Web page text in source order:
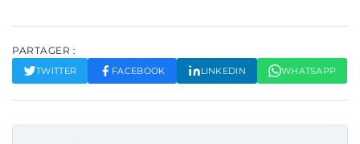
PARTAGER :
TWITTER FACEBOOK LINKEDIN WHATSAPP